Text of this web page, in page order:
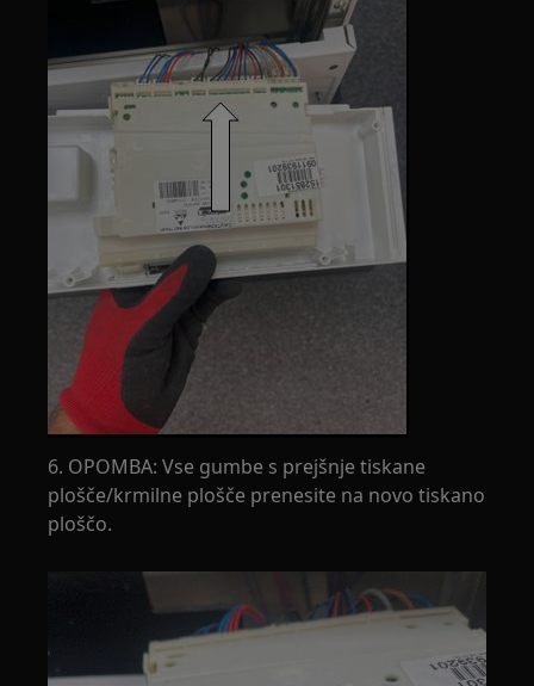
6. OPOMBA: Vse gumbe s prejšnje tiskane
plošče/krmilne plošče prenesite na novo tiskano
ploščo.